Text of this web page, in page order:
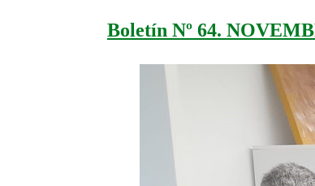
Boletín Nº 64.